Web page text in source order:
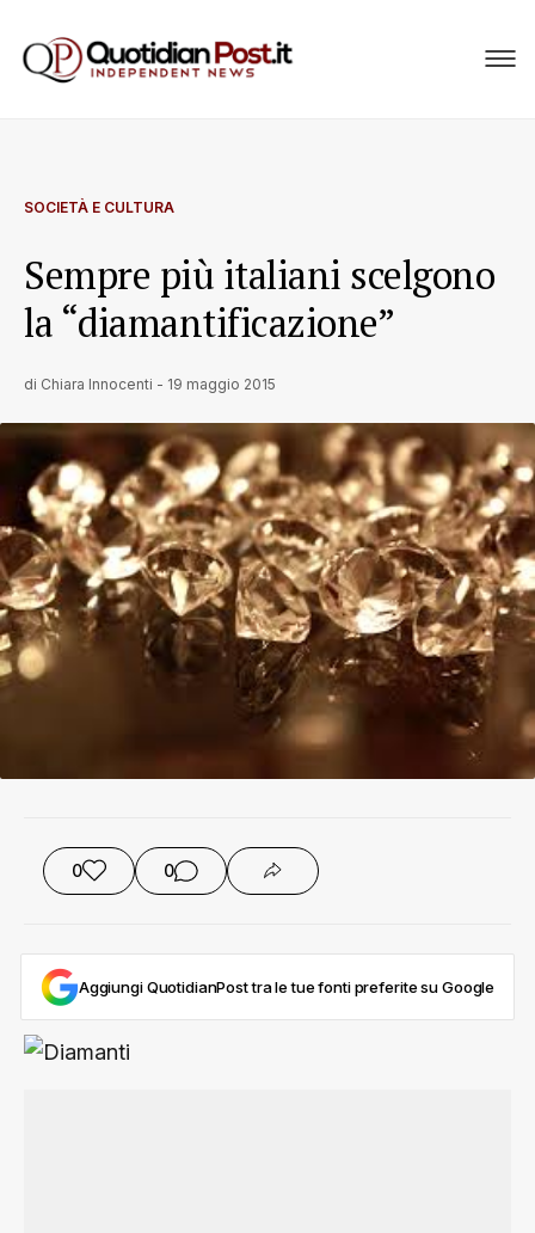
SOCIETÀ E CULTURA
Sempre più italiani scelgono
la “diamantificazione”
di Chiara Innocenti - 19 maggio 2015
0 0
Aggiungi QuotidianPost tra le tue fonti preferite su Google